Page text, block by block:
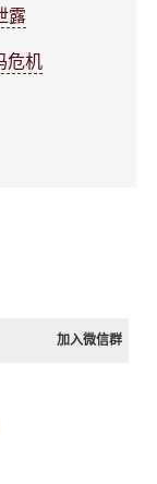
露
危机
加入微信群